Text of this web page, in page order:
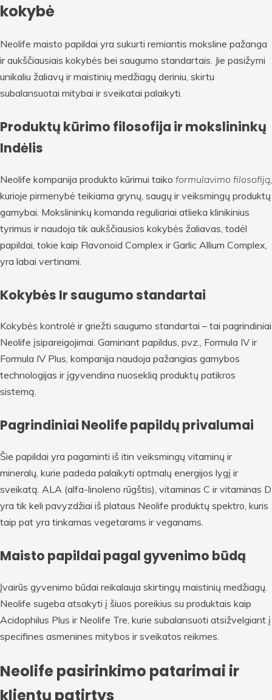
kokybė
Neolife maisto papildai yra sukurti remiantis moksline pažanga
ir aukščiausiais kokybės bei saugumo standartais. Jie pasižymi
unikaliu žaliavų ir maistinių medžiagų deriniu, skirtu
subalansuotai mitybai ir sveikatai palaikyti.
Produktų kūrimo filosofija ir mokslininkų
Indėlis
Neolife kompanija produkto kūrimui taiko formulavimo filosofiją
kurioje pirmenybė teikiama grynų, saugų ir veiksmingų produktų
gamybai. Mokslininkų komanda reguliariai atlieka klinikinius
tyrimus ir naudoja tik aukščiausios kokybės žaliavas, todėl
papildai, tokie kaip Flavonoid Complex ir Garlic Allium Complex,
yra labai vertinami.
Kokybės Ir saugumo standartai
Kokybės kontrolė ir griežti saugumo standartai – tai pagrindiniai
Neolife įsipareigojimai. Gaminant papildus, pvz., Formula IV ir
Formula IV Plus, kompanija naudoja pažangias gamybos
technologijas ir įgyvendina nuoseklią produktų patikros
sistemą.
Pagrindiniai Neolife papildų privalumai
Šie papildai yra pagaminti iš itin veiksmingų vitaminų ir
mineralų, kurie padeda palaikyti optmalų energijos lygį ir
sveikatą. ALA (alfa-linoleno rūgštis), vitaminas C ir vitaminas D
yra tik keli pavyzdžiai iš plataus Neolife produktų spektro, kuris
taip pat yra tinkamas vegetarams ir veganams.
Maisto papildai pagal gyvenimo būdą
Įvairūs gyvenimo būdai reikalauja skirtingų maistinių medžiagų.
Neolife sugeba atsakyti į šiuos poreikius su produktais kaip
Acidophilus Plus ir Neolife Tre, kurie subalansuoti atsižvelgiant į
specifines asmenines mitybos ir sveikatos reikmes.
Neolife pasirinkimo patarimai ir
klientų patirtys